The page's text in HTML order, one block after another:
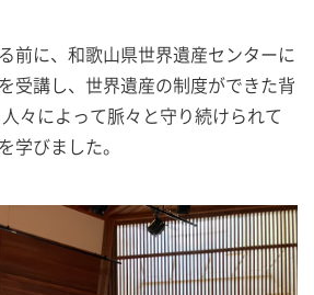
前に、和歌山県世界遺産センターに
受講し、世界遺産の制度ができた背
々によって脈々と守り続けられて
学びました。